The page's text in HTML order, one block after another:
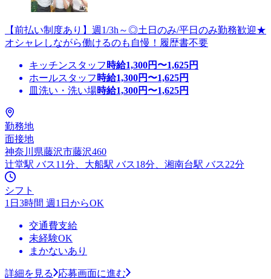
【前払い制度あり】週1/3h～◎土日のみ/平日のみ勤務歓迎★
オシャレしながら働けるのも自慢！履歴書不要
キッチンスタッフ 時給1,300円〜1,625円
ホールスタッフ 時給1,300円〜1,625円
皿洗い・洗い場時給1,300円〜1,625円
勤務地
面接地
神奈川県藤沢市藤沢460
辻堂駅 バス11分、大船駅 バス18分、湘南台駅 バス22分
シフト
1日3時間 週1日からOK
交通費支給
未経験OK
まかないあり
詳細を見る 応募画面に進む